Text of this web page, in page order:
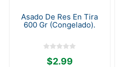
Asado De Res En Tira
600 Gr (Congelado).
$2.99